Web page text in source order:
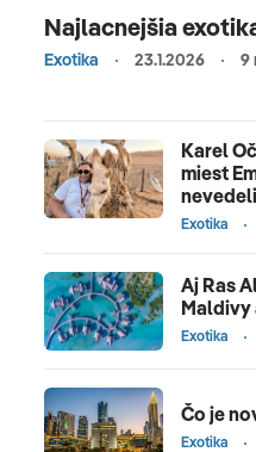
Najlacnejšia
Exotika 23.1.2026 9
Karel
miest
nevedeli
Exotika
Aj Ras
Maldivy
Exotika
Čo je
Exotika